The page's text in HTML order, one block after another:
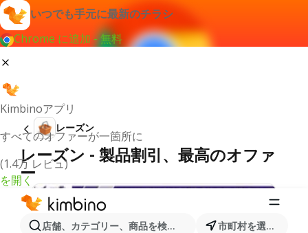
いつでも手元に最新のチラシ
Chrome に追加 - 無料
Kimbinoアプリ
すべてのオファーが一箇所に
(1.4万 レビュ)
を開く
店舗、カテゴリー、商品を検索... 市町村を選択します
レーズン
レーズン - 製品割引、最高のオファ
ー